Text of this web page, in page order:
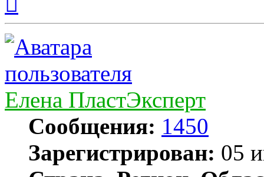
началу
Елена ПластЭксперт
Сообщения: 1450
Зарегистрирован: 05